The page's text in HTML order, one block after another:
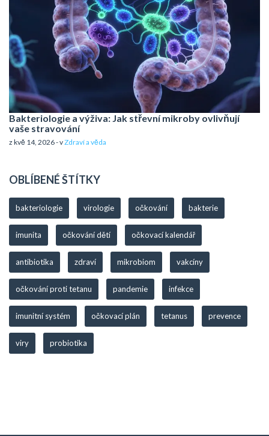
Bakteriologie a výživa: Jak střevní mikroby ovlivňují
vaše stravování
z kvě 14, 2026 - vZdraví a věda
OBLÍBENÉ ŠTÍTKY
bakteriologie virologie očkování bakterie
imunita očkování dětí očkovací kalendář
antibiotika zdraví mikrobiom vakcíny
očkování proti tetanu pandemie infekce
imunitní systém očkovací plán tetanus prevence
viry probiotika